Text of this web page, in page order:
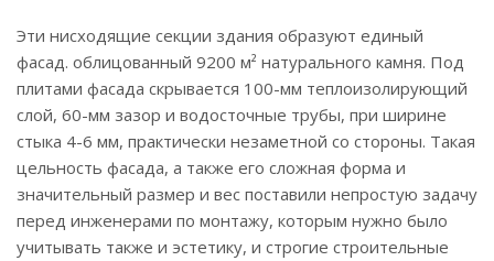
Эти нисходящие секции здания образуют единый
фасад. облицованный 9200 м² натурального камня. Под
плитами фасада скрывается 100-мм теплоизолирующий
слой, 60-мм зазор и водосточные трубы, при ширине
стыка 4-6 мм, практически незаметной со стороны. Такая
цельность фасада, а также его сложная форма и
значительный размер и вес поставили непростую задачу
перед инженерами по монтажу, которым нужно было
учитывать также и эстетику, и строгие строительные